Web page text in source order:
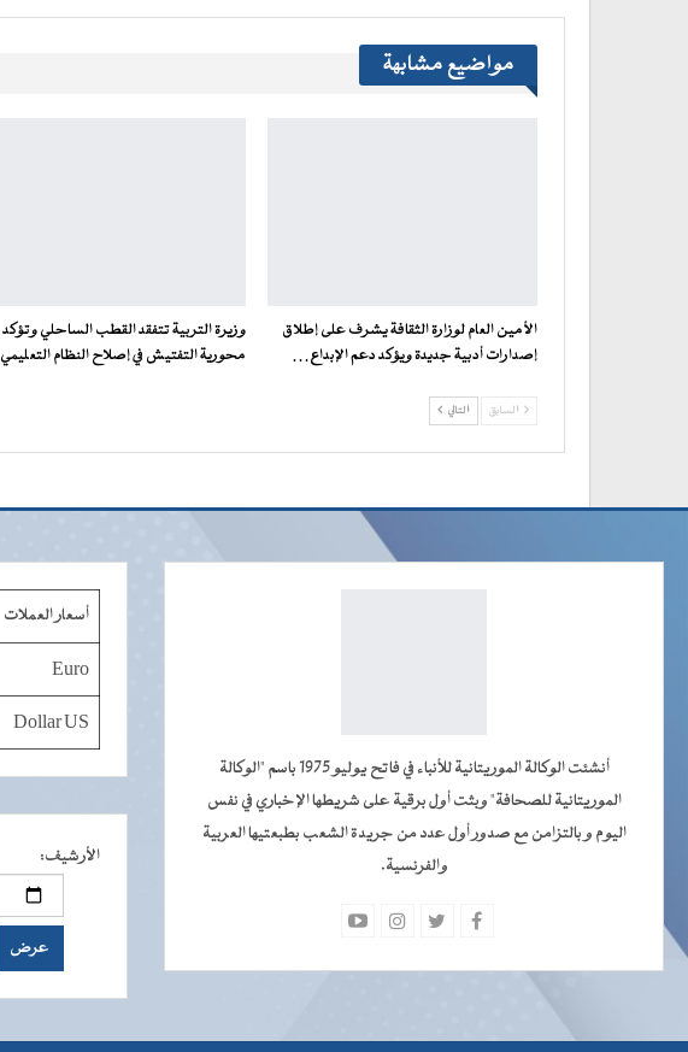
مواضيع مشابهة
الأمين العام لوزارة الثقافة يشرف على إطلاق
إصدارات أدبية جديدة ويؤكد دعم الإبداع…
وزيرة التربية تتفقد القطب الساحلي وتؤكد
محورية التفتيش في إصلاح النظام التعليمي
السابق التالي
أنشئت الوكالة الموريتانية للأنباء في فاتح يوليو 1975 باسم "الوكالة
الموريتانية للصحافة" وبثت أول برقية على شريطها الإخباري في نفس
اليوم و بالتزامن مع صدور أول عدد من جريدة الشعب بطبعتيها العربية
والفرنسية.
أسعار العملات
Euro
Dollar US
الأرشيف: